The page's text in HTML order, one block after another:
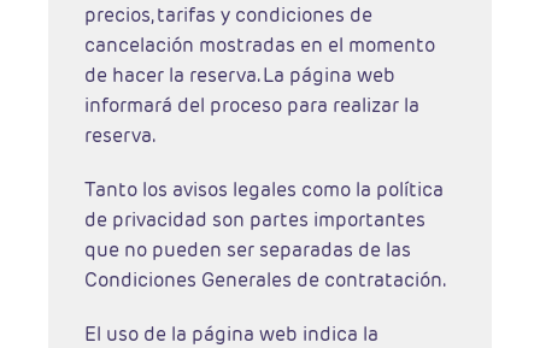
precios, tarifas y condiciones de
cancelación mostradas en el momento
de hacer la reserva. La página web
informará del proceso para realizar la
reserva.
Tanto los avisos legales como la política
de privacidad son partes importantes
que no pueden ser separadas de las
Condiciones Generales de contratación.
El uso de la página web indica la